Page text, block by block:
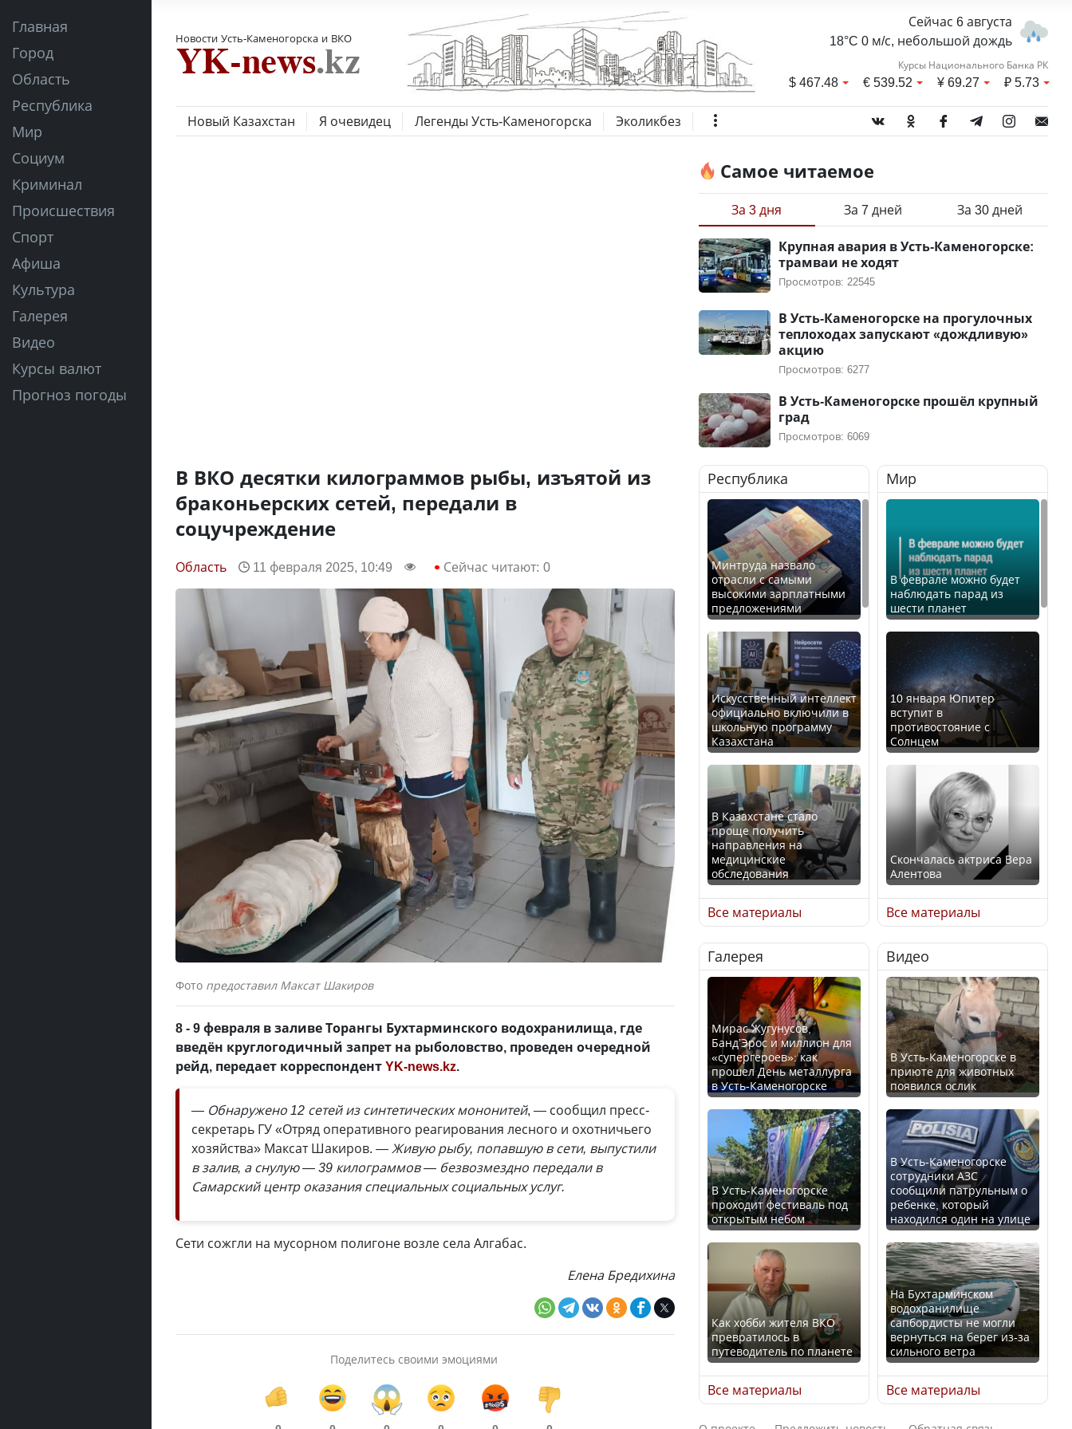
Главная
Город
Область
Республика
Мир
Социум
Криминал
Происшествия
Спорт
Афиша
Культура
Галерея
Видео
Курсы валют
Прогноз погоды
Новости Усть-Каменогорска и ВКО
Сейчас 6 августа
18°C 0 м/с, небольшой дождь
Курсы Национального Банка РК
$467.48 €539.52 ¥69.27 ₽5.73
Новый Казахстан Я очевидец Легенды Усть-Каменогорска Эколикбез
В ВКО десятки килограммов рыбы, изъятой из
браконьерских сетей, передали в
соцучреждение
Область 11 февраля 2025, 10:49 Сейчас читают: 0
Фото предоставил Максат Шакиров
8 - 9 февраля в заливе Торангы Бухтарминского водохранилища, где
введён круглогодичный запрет на рыболовство, проведен очередной
рейд, передает корреспондентYK-news.kz.
— Обнаружено 12 сетей из синтетических мононитей, — сообщил пресс-
секретарь ГУ «Отряд оперативного реагирования лесного и охотничьего
хозяйства» Максат Шакиров. — Живую рыбу, попавшую в сети, выпустили
в залив, а снулую — 39 килограммов — безвозмездно передали в
Самарский центр оказания специальных социальных услуг.
Сети сожгли на мусорном полигоне возле села Алгабас.
Елена Бредихина
Поделитесь своими эмоциями
Самое читаемое
За 3 дня За 7 дней За 30 дней
Крупная авария в Усть-Каменогорске:
трамваи не ходят
Просмотров: 22545
В Усть-Каменогорске на прогулочных
теплоходах запускают «дождливую»
акцию
Просмотров: 6277
В Усть-Каменогорске прошёл крупный
град
Просмотров: 6069
Республика
Минтруда назвало
отрасли с самыми
высокими зарплатными
предложениями
Искусственный интеллект
официально включили в
школьную программу
Казахстана
В Казахстане стало
проще получить
направления на
медицинские
обследования
Қазақстан Орталық Азия
елдері арасында әл-ауқат
индексінде көш бастады
Казахстан возглавил
рейтинг благополучия
среди стран Центральной
Азии
Будут ли представлены
интересы регионов в
Курултае?
Ең төменгі жалақы,
алимент, экология: жеті
партия сайлаушылармен
нені талқылап жатыр?
Все материалы
Мир
В феврале можно будет
наблюдать парад из
шести планет
10 января Юпитер
вступит в
противостояние с
Солнцем
Скончалась актриса Вера
Алентова
В РФ вынесен заочный
приговор по уголовному
делу об убийстве Игоря
Талькова
В России введены
дополнительные
ограничения для
казахстанских прав
Трамп официально
вступил в должность
президента США
Луну признали объектом
культурного наследия,
находящегося под
угрозой исчезновения
Все материалы
Галерея
Мирас Жугунусов,
Банд’Эрос и миллион для
«супергероев»: как
прошел День металлурга
в Усть-Каменогорске
В Усть-Каменогорске
проходит фестиваль под
открытым небом
Как хобби жителя ВКО
превратилось в
путеводитель по планете
Все материалы
Видео
В Усть-Каменогорске в
приюте для животных
появился ослик
В Усть-Каменогорске
сотрудники АЗС
сообщили патрульным о
ребенке, который
находился один на улице
На Бухтарминском
водохранилище
сапбордисты не могли
вернуться на берег из-за
сильного ветра
Все материалы